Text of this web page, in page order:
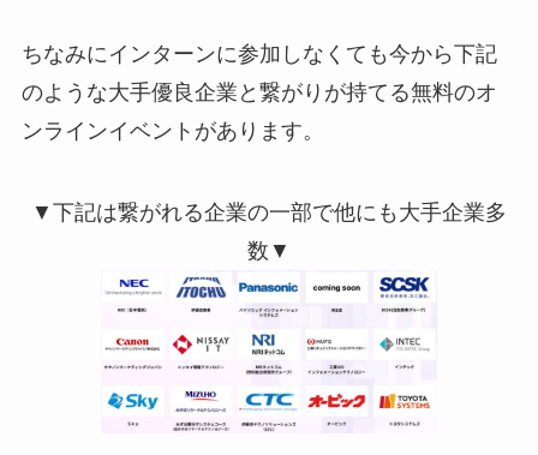
ちなみにインターンに参加しなくても今から下記
のような大手優良企業と繋がりが持てる無料のオ
ンラインイベントがあります。
▼下記は繋がれる企業の一部で他にも大手企業多
数▼